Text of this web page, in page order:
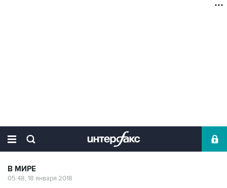
В МИРЕ
05:48, 18 января 2018